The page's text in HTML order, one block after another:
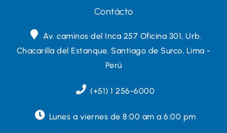
Contácto
Av. caminos del Inca 257 Oficina 301, Urb.
Chacarilla del Estanque, Santiago de Surco, Lima -
Perú
(+51) 1 256-6000
Lunes a viernes de 8:00 am a 6:00 pm